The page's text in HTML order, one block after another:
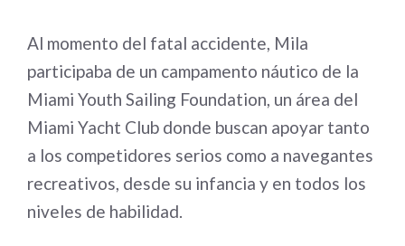
Al momento del fatal accidente, Mila
participaba de un campamento náutico de la
Miami Youth Sailing Foundation, un área del
Miami Yacht Club donde buscan apoyar tanto
a los competidores serios como a navegantes
recreativos, desde su infancia y en todos los
niveles de habilidad.